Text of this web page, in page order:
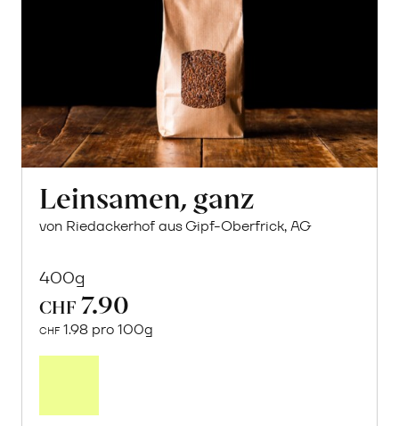
Leinsamen, ganz
von Riedackerhof aus Gipf-Oberfrick, AG
400g
CHF 7.90
CHF 1.98 pro 100g